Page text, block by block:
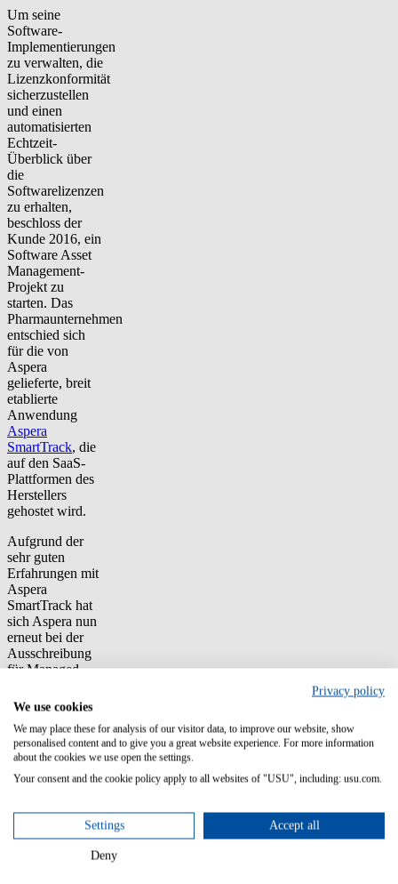
Um seine
Software-
Implementierungen
zu verwalten, die
Lizenzkonformität
sicherzustellen
und einen
automatisierten
Echtzeit-
Überblick über
die
Softwarelizenzen
zu erhalten,
beschloss der
Kunde 2016, ein
Software Asset
Management-
Projekt zu
starten. Das
Pharmaunternehmen
entschied sich
für die von
Aspera
gelieferte, breit
etablierte
Anwendung
Aspera
SmartTrack, die
auf den SaaS-
Plattformen des
Herstellers
gehostet wird.
Aufgrund der
sehr guten
Erfahrungen mit
Aspera
SmartTrack hat
sich Aspera nun
erneut bei der
Ausschreibung
für Managed
Bereich
Management
gegen
internationale
Wettbewerber
Dabei werden
alle relevanten
Lizenzbereitstellung
Privacy policy
We use cookies
We may place these for analysis of our visitor data, to improve our website, show
personalised content and to give you a great website experience. For more information
about the cookies we use open the settings.
Your consent and the cookie policy apply to all websites of "USU", including: usu.com.
Settings Accept all
Deny